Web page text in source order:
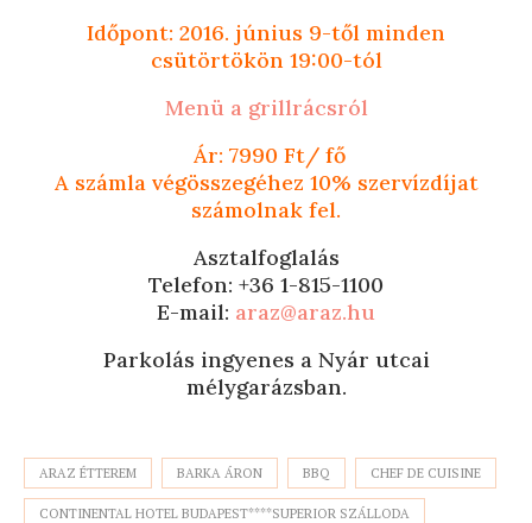
Időpont: 2016. június 9-től minden
csütörtökön 19:00-tól
Menü a grillrácsról
Ár: 7990 Ft/ fő
A számla végösszegéhez 10% szervízdíjat
számolnak fel.
Asztalfoglalás
Telefon: +36 1-815-1100
E-mail: araz@araz.hu
Parkolás ingyenes a Nyár utcai
mélygarázsban.
ARAZ ÉTTEREM BARKA ÁRON BBQ CHEF DE CUISINE
CONTINENTAL HOTEL BUDAPEST****SUPERIOR SZÁLLODA